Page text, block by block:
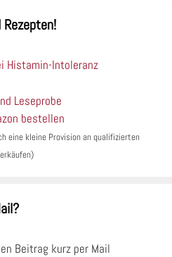
Leseprobe
bestellen
eine kleine Provision an qualifizierten
Beitrag kurz per Mail